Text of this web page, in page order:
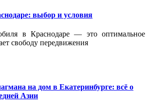
выбор и условия
в Краснодаре — это оптимальное
свободу передвижения
на дом в Екатеринбурге: всё о
Азии